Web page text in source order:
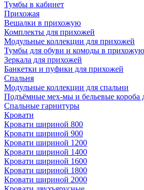
Тумбы в кабинет
Прихожая
Вешалки в прихожую
Комплекты для прихожей
Модульные коллекции для прихожей
Тумбы для обуви и комоды в прихожую
Зеркала для прихожей
Банкетки и пуфики для прихожей
Спальня
Модульные коллекции для спальни
Подъёмные мех-мы и бельевые короба
Спальные гарнитуры
Кровати
Кровати шириной 800
Кровати шириной 900
Кровати шириной 1200
Кровати шириной 1400
Кровати шириной 1600
Кровати шириной 1800
Кровати шириной 2000